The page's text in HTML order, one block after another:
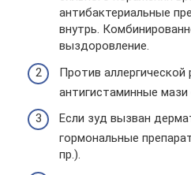
антибактериальные
внутрь.
выздоровление.
Против
антигистаминные
Если зуд вызван
гормональные
пр.).